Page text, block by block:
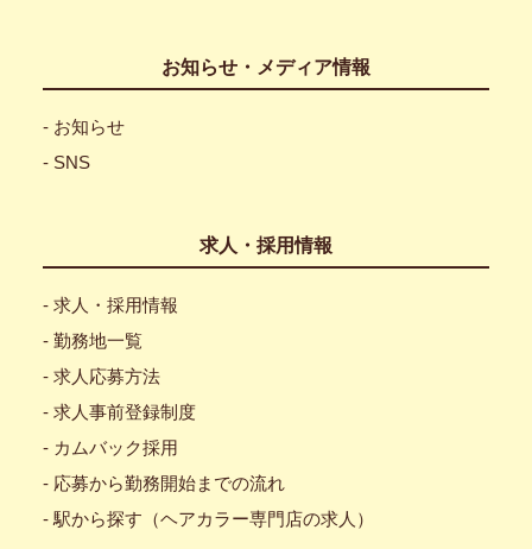
お知らせ・メディア情報
- お知らせ
- SNS
求人・採用情報
- 求人・採用情報
- 勤務地一覧
- 求人応募方法
- 求人事前登録制度
- カムバック採用
- 応募から勤務開始までの流れ
- 駅から探す（ヘアカラー専門店の求人）